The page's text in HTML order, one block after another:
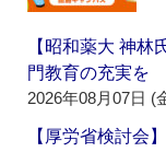
【昭和薬大 神林
門教育の充実を
2026年08月07日 (
【厚労省検討会